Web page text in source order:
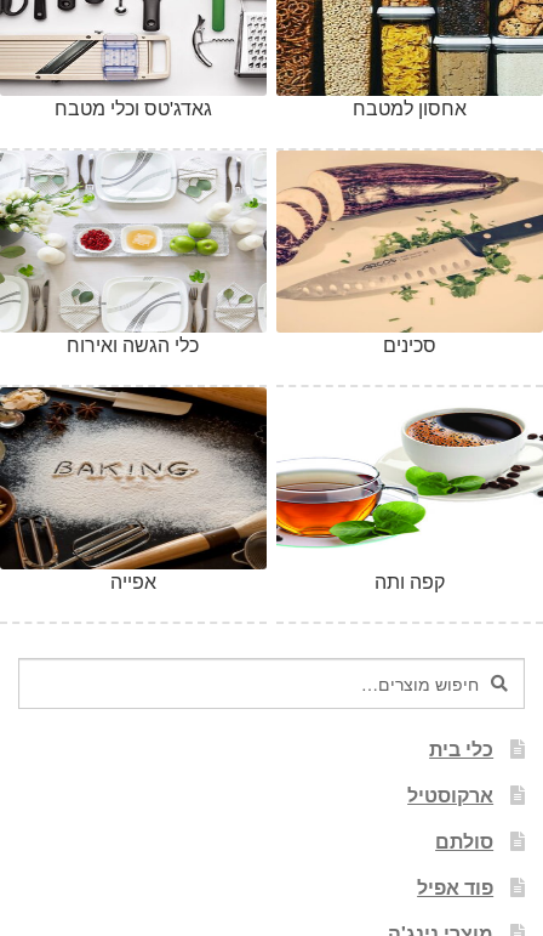
גאדג'טס וכלי מטבח אחסון למטבח
כלי הגשה ואירוח סכינים
אפייה קפה ותה
חיפוש
עבור:
חיפוש
כלי בית
ארקוסטיל
סולתם
פוד אפיל